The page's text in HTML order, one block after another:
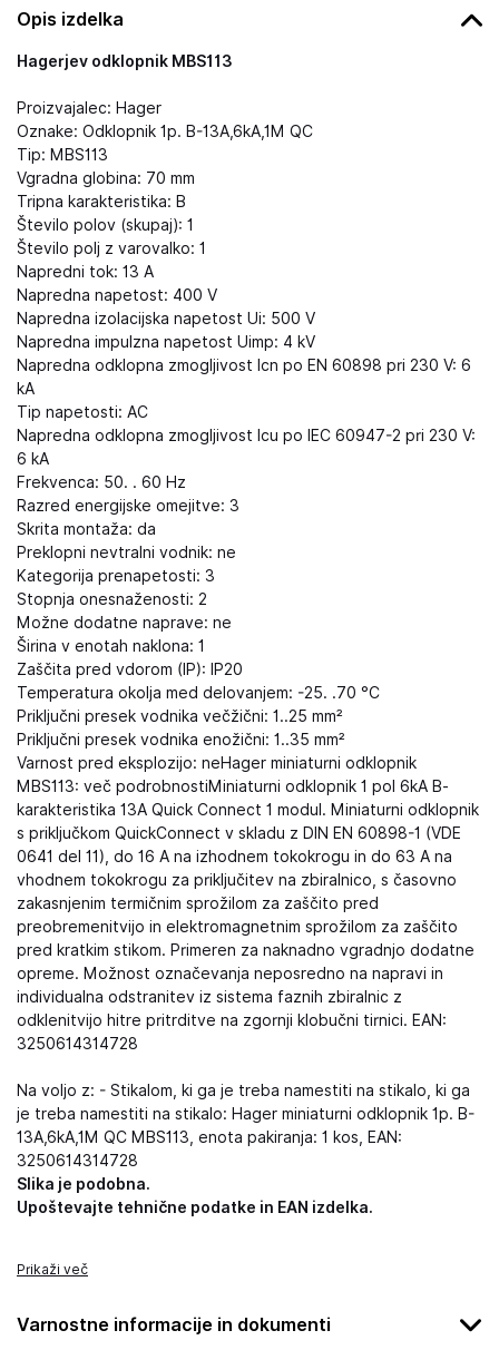
Opis izdelka
Hagerjev odklopnik MBS113
Proizvajalec: Hager
Oznake: Odklopnik 1p. B-13A,6kA,1M QC
Tip: MBS113
Vgradna globina: 70 mm
Tripna karakteristika: B
Število polov (skupaj): 1
Število polj z varovalko: 1
Napredni tok: 13 A
Napredna napetost: 400 V
Napredna izolacijska napetost Ui: 500 V
Napredna impulzna napetost Uimp: 4 kV
Napredna odklopna zmogljivost Icn po EN 60898 pri 230 V: 6
kA
Tip napetosti: AC
Napredna odklopna zmogljivost Icu po IEC 60947-2 pri 230 V:
6 kA
Frekvenca: 50. . 60 Hz
Razred energijske omejitve: 3
Skrita montaža: da
Preklopni nevtralni vodnik: ne
Kategorija prenapetosti: 3
Stopnja onesnaženosti: 2
Možne dodatne naprave: ne
Širina v enotah naklona: 1
Zaščita pred vdorom (IP): IP20
Temperatura okolja med delovanjem: -25. .70 °C
Priključni presek vodnika večžični: 1..25 mm²
Priključni presek vodnika enožični: 1..35 mm²
Varnost pred eksplozijo: neHager miniaturni odklopnik
MBS113: več podrobnostiMiniaturni odklopnik 1 pol 6kA B-
karakteristika 13A Quick Connect 1 modul. Miniaturni odklopnik
s priključkom QuickConnect v skladu z DIN EN 60898-1 (VDE
0641 del 11), do 16 A na izhodnem tokokrogu in do 63 A na
vhodnem tokokrogu za priključitev na zbiralnico, s časovno
zakasnjenim termičnim sprožilom za zaščito pred
preobremenitvijo in elektromagnetnim sprožilom za zaščito
pred kratkim stikom. Primeren za naknadno vgradnjo dodatne
opreme. Možnost označevanja neposredno na napravi in
individualna odstranitev iz sistema faznih zbiralnic z
odklenitvijo hitre pritrditve na zgornji klobučni tirnici. EAN:
3250614314728
Na voljo z: - Stikalom, ki ga je treba namestiti na stikalo, ki ga
je treba namestiti na stikalo: Hager miniaturni odklopnik 1p. B-
13A,6kA,1M QC MBS113, enota pakiranja: 1 kos, EAN:
3250614314728
Slika je podobna.
Upoštevajte tehnične podatke in EAN izdelka.
Prikaži več
Varnostne informacije in dokumenti